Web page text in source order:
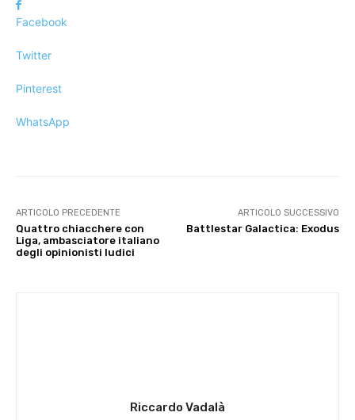
Facebook
Twitter
Pinterest
WhatsApp
ARTICOLO PRECEDENTE
Quattro chiacchere con
Liga, ambasciatore italiano
degli opinionisti ludici
ARTICOLO SUCCESSIVO
Battlestar Galactica: Exodus
Riccardo Vadalà